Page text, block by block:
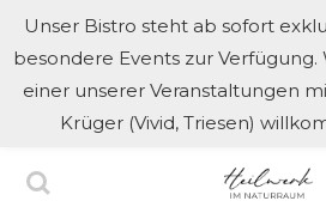
Zum
Hauptinhalt
springen
Unser Bistro steht ab sofort
besondere Events zur Verfügung.
einer unserer Veranstaltungen
Krüger (Vivid, Triesen)